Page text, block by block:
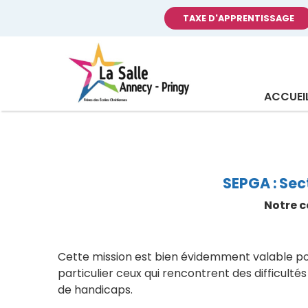
TAXE D'APPRENTISSAGE
SEPGA :
Notre
Cette mission est bien évidemment valable
particulier ceux qui rencontrent des
de handicaps.